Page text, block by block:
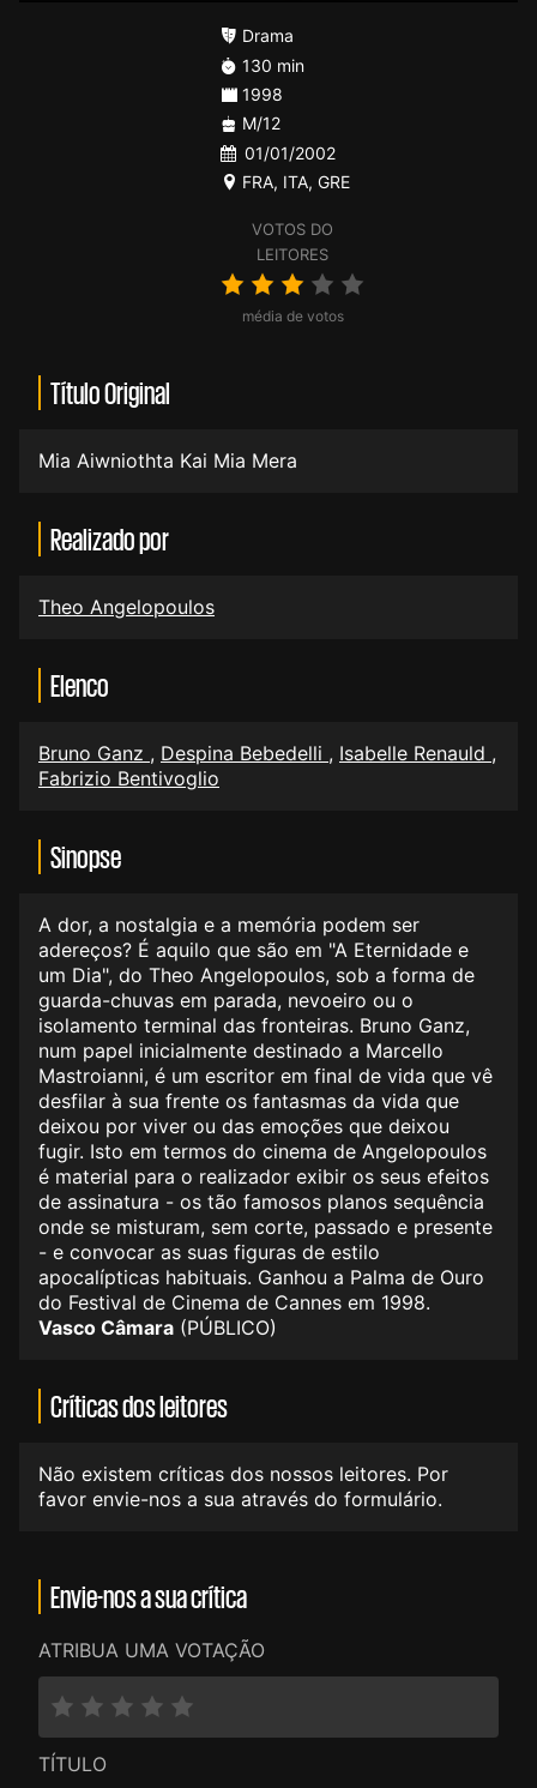
VOTOS DO
LEITORES
média de votos
Drama
130 min
1998
M/12
01/01/2002
FRA, ITA, GRE
Título Original
Mia Aiwniothta Kai Mia Mera
Realizado por
Theo Angelopoulos
Elenco
Bruno Ganz , Despina Bebedelli , Isabelle Renauld ,
Fabrizio Bentivoglio
Sinopse
A dor, a nostalgia e a memória podem ser
adereços? É aquilo que são em "A Eternidade e
um Dia", do Theo Angelopoulos, sob a forma de
guarda-chuvas em parada, nevoeiro ou o
isolamento terminal das fronteiras. Bruno Ganz,
num papel inicialmente destinado a Marcello
Mastroianni, é um escritor em final de vida que vê
desfilar à sua frente os fantasmas da vida que
deixou por viver ou das emoções que deixou
fugir. Isto em termos do cinema de Angelopoulos
é material para o realizador exibir os seus efeitos
de assinatura - os tão famosos planos sequência
onde se misturam, sem corte, passado e presente
- e convocar as suas figuras de estilo
apocalípticas habituais. Ganhou a Palma de Ouro
do Festival de Cinema de Cannes em 1998.
Vasco Câmara (PÚBLICO)
Críticas dos leitores
Não existem críticas dos nossos leitores. Por
favor envie-nos a sua através do formulário.
Envie-nos a sua crítica
ATRIBUA UMA VOTAÇÃO
TÍTULO